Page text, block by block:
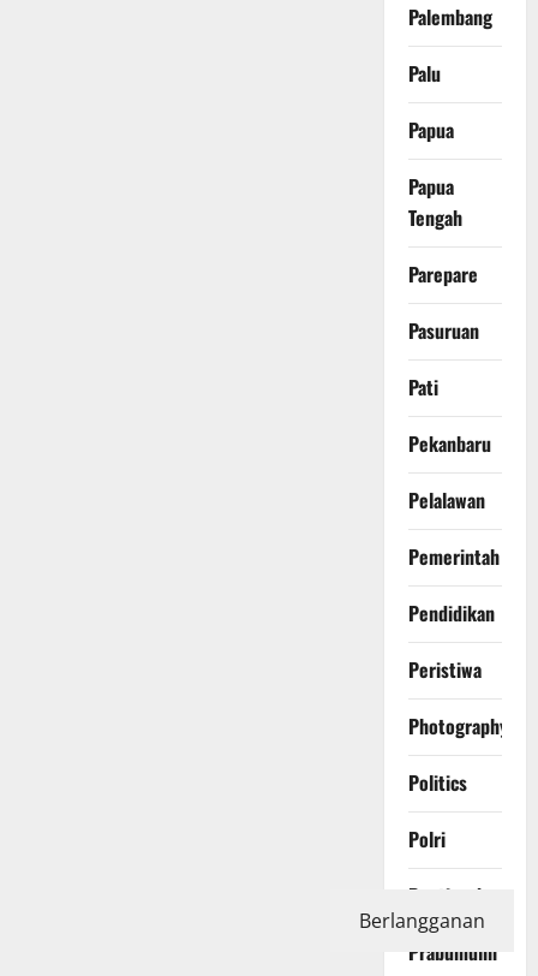
Palembang
Palu
Papua
Papua
Tengah
Parepare
Pasuruan
Pati
Pekanbaru
Pelalawan
Pemerintah
Pendidikan
Peristiwa
Photography
Politics
Polri
Pontianak
Prabumulih
Berlangganan